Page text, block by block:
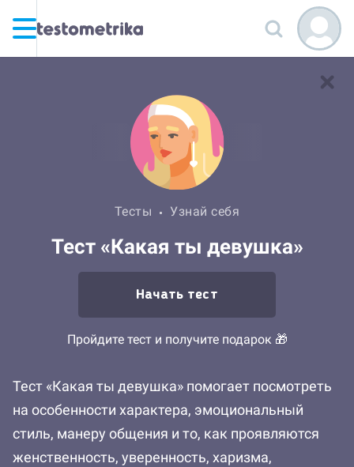
Тесты Узнай себя
Тест «Какая ты девушка»
Начать тест
Пройдите тест и получите подарок 🎁
Тест «Какая ты девушка» помогает посмотреть
на особенности характера, эмоциональный
стиль, манеру общения и то, как проявляются
женственность, уверенность, харизма,